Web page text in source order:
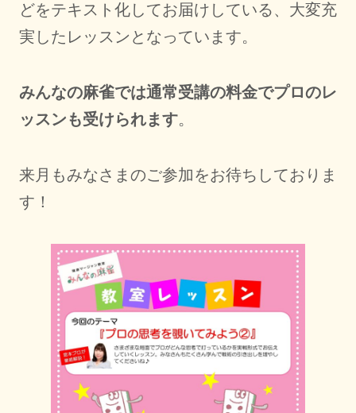
どをテキスト化してお届けしている、大変充
実したレッスンとなっています。
みんなの麻雀では通常受講の料金でプロのレ
ッスンも受けられます。
来月もみなさまのご参加をお待ちしておりま
す！